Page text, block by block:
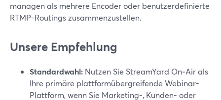
managen als mehrere Encoder oder benutzerdefinierte
RTMP-Routings zusammenzustellen.
Unsere Empfehlung
Standardwahl: Nutzen Sie StreamYard On‑Air als
Ihre primäre plattformübergreifende Webinar-
Plattform, wenn Sie Marketing-, Kunden- oder